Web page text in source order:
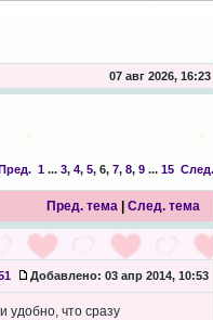
07 авг 2026, 16:23
1... 3, 4, 5, 6, 7, 8, 9... 15 След.
Пред. тема| След. тема
Добавлено: 03 апр 2014, 10:53
удобно, что сразу